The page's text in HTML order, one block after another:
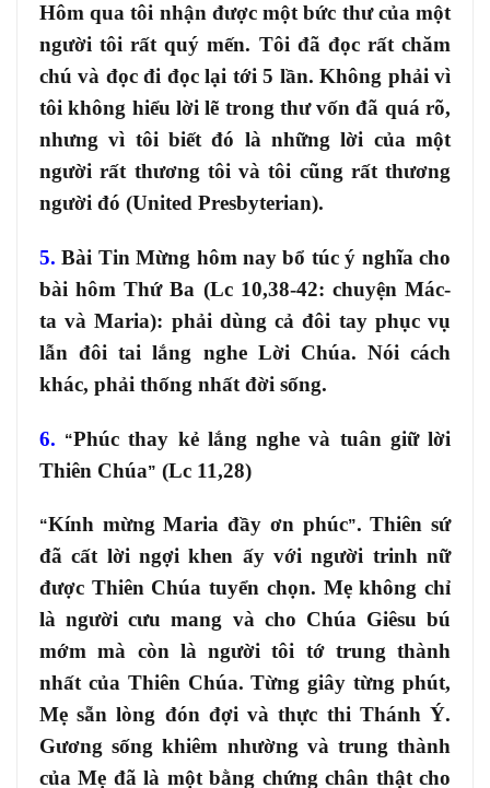
Hôm qua tôi nhận được một bức thư của một
người tôi rất quý mến. Tôi đã đọc rất chăm
chú và đọc đi đọc lại tới 5 lần. Không phải vì
tôi không hiểu lời lẽ trong thư vốn đã quá rõ,
nhưng vì tôi biết đó là những lời của một
người rất thương tôi và tôi cũng rất thương
người đó (United Presbyterian).
5. Bài Tin Mừng hôm nay bổ túc ý nghĩa cho
bài hôm Thứ Ba (Lc 10,38-42: chuyện Mác-
ta và Maria): phải dùng cả đôi tay phục vụ
lẫn đôi tai lắng nghe Lời Chúa. Nói cách
khác, phải thống nhất đời sống.
6. “Phúc thay kẻ lắng nghe và tuân giữ lời
Thiên Chúa” (Lc 11,28)
“Kính mừng Maria đầy ơn phúc”. Thiên sứ
đã cất lời ngợi khen ấy với người trinh nữ
được Thiên Chúa tuyển chọn. Mẹ không chỉ
là người cưu mang và cho Chúa Giêsu bú
mớm mà còn là người tôi tớ trung thành
nhất của Thiên Chúa. Từng giây từng phút,
Mẹ sẵn lòng đón đợi và thực thi Thánh Ý.
Gương sống khiêm nhường và trung thành
của Mẹ đã là một bằng chứng chân thật cho